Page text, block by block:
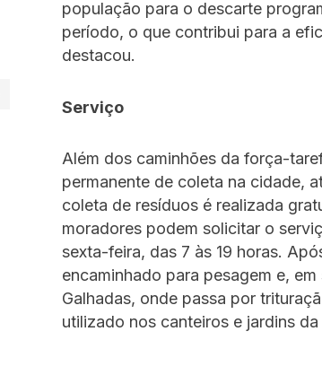
população para o descarte
período, o que contribui para a
destacou.
Serviço
Além dos caminhões da força-
permanente de coleta na cidade,
coleta de resíduos é realizada
moradores podem solicitar o
sexta-feira, das 7 às 19 horas.
encaminhado para pesagem e,
Galhadas, onde passa por
utilizado nos canteiros e jardins da